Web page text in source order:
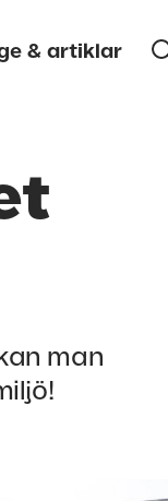
& artiklar
man